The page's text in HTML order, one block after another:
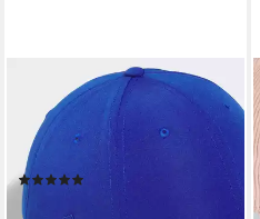
ADIDAS PERFORMANCE
Baseball Cap GOLF
PERFORMANCE
CRESTABLE
14,99 € 18,00 €